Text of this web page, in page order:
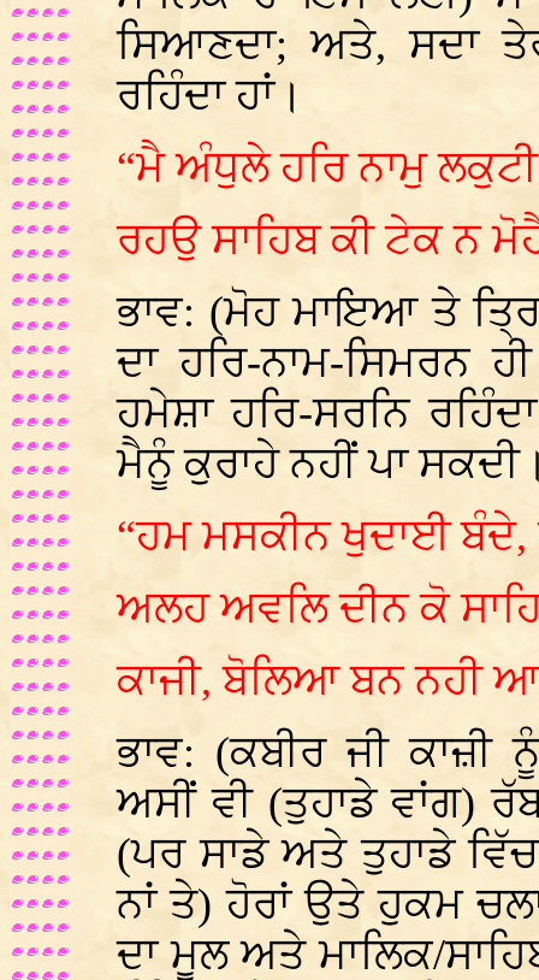
ਸਿਆਣਦਾ; ਅਤੇ, ਸਦਾ
ਰਹਿੰਦਾ ਹਾਂ।
“ਮੈ ਅੰਧੁਲੇ ਹਰਿ ਨਾਮੁ
ਰਹਉ ਸਾਹਿਬ ਕੀ ਟੇਕ ਨ
ਭਾਵ: (ਮੋਹ ਮਾਇਆ ਤੇ
ਦਾ ਹਰਿ-ਨਾਮ-ਸਿਮਰਨ
ਹਮੇਸ਼ਾ ਹਰਿ-ਸਰਨਿ
ਮੈਨੂੰ ਕੁਰਾਹੇ ਨਹੀਂ ਪਾ
“ਹਮ ਮਸਕੀਨ ਖੁਦਾਈ ਬੰਦੇ,
ਅਲਹ ਅਵਲਿ ਦੀਨ ਕੋ
ਕਾਜੀ, ਬੋਲਿਆ ਬਨ ਨਹੀ
ਭਾਵ: (ਕਬੀਰ ਜੀ
ਅਸੀਂ ਵੀ (ਤੁਹਾਡੇ ਵਾਂਗ)
(ਪਰ ਸਾਡੇ ਅਤੇ ਤੁਹਾਡੇ
ਨਾਂ ਤੇ) ਹੋਰਾਂ ਉਤੇ ਹੁਕਮ
ਦਾ ਮੂਲ ਅਤੇ ਮਾਲਿਕ/